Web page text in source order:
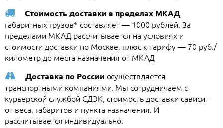
Стоимость доставки в пределах МКАД
габаритных грузов* составляет — 1000 рублей. За
пределами МКАД рассчитывается на условиях и
стоимости доставки по Москве, плюс к тарифу — 70 руб./
километр до места назначения от МКАД
Доставка по России осуществляется
транспортными компаниями. Мы сотрудничаем с
курьерской службой СДЭК, стоимость доставки сависит
от веса, габаритов и пункта назначения. И
рассчитывается индивидуально.